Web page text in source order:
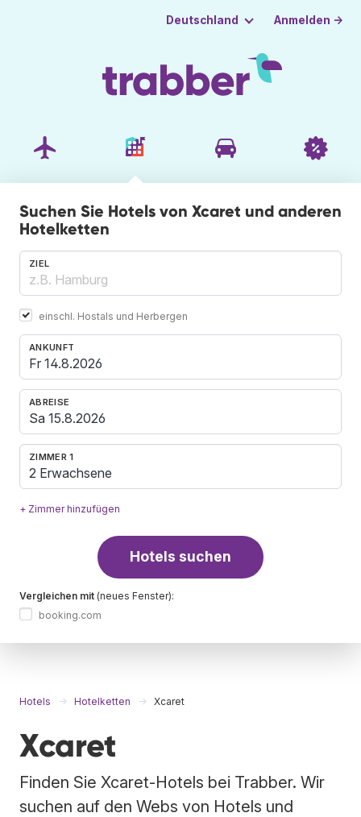
Deutschland Anmelden →
Suchen Sie Hotels von Xcaret und anderen
Hotelketten
ZIEL
einschl. Hostals und Herbergen
ANKUNFT
ABREISE
ZIMMER 1
2 Erwachsene
+ Zimmer hinzufügen
Hotels suchen
Vergleichen mit (neues Fenster):
booking.com
Hotels Hotelketten Xcaret
Xcaret
Finden Sie Xcaret-Hotels bei Trabber. Wir
suchen auf den Webs von Hotels und